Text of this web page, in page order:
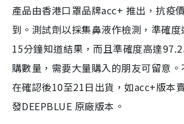
產品由香港口罩品牌acc+ 推出，抗疫
到。測試劑以採集鼻液作檢測，準確
15分鐘知道結果，而且準確度高達
購數量，需要大量購入的朋友可留意
在確認後10至21日出貨，如acc+版本
發DEEPBLUE 原廠版本。